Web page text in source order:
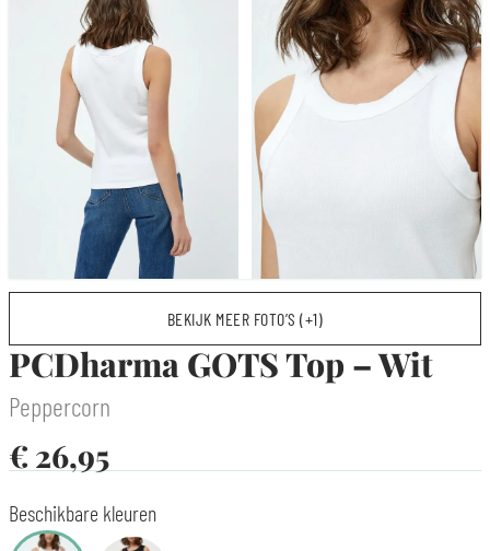
BEKIJK MEER FOTO’S (+1)
PCDharma GOTS Top – Wit
Peppercorn
€ 26,95
Beschikbare kleuren